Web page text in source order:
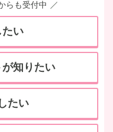
らも受付中
い
知りたい
たい